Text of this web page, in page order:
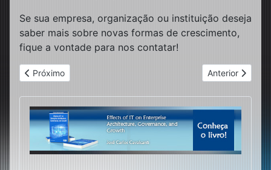
Se sua empresa, organização ou instituição deseja
saber mais sobre novas formas de crescimento,
fique a vontade para nos contatar!
Artigo anterior: Traction (Tração)
Próximo Próximo artigo:
Anterior